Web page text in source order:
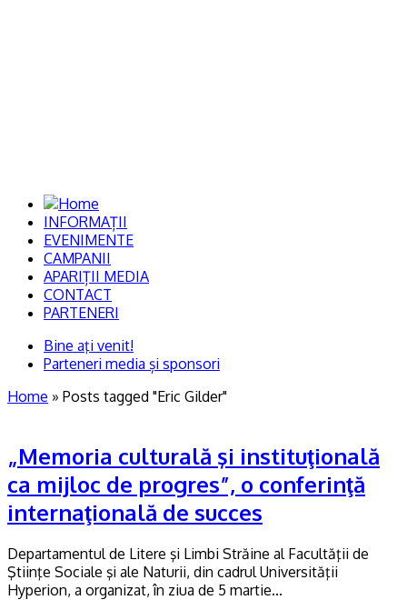
INFORMAȚII
EVENIMENTE
CAMPANII
APARIȚII MEDIA
CONTACT
PARTENERI
Bine aţi venit!
Parteneri media și sponsori
Home » Posts tagged "Eric Gilder"
„Memoria culturală şi instituţională
ca mijloc de progres”, o conferinţă
internaţională de succes
Departamentul de Litere şi Limbi Străine al Facultăţii de
Ştiinţe Sociale şi ale Naturii, din cadrul Universităţii
Hyperion, a organizat, în ziua de 5 martie...